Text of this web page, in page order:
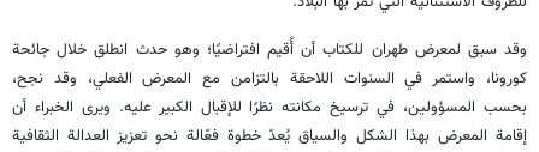
وقد سبق لمعرض طهران للكتاب أن أُقيم افتراضيًا؛ وهو حدث انطلق خلال جائحة
كورونا، واستمر في السنوات اللاحقة بالتزامن مع المعرض الفعلي، وقد نجح،
بحسب المسؤولين، في ترسيخ مكانته نظرًا للإقبال الكبير عليه. ويرى الخبراء أن
إقامة المعرض بهذا الشكل والسياق يُعدّ خطوة فعّالة نحو تعزيز العدالة الثقافية